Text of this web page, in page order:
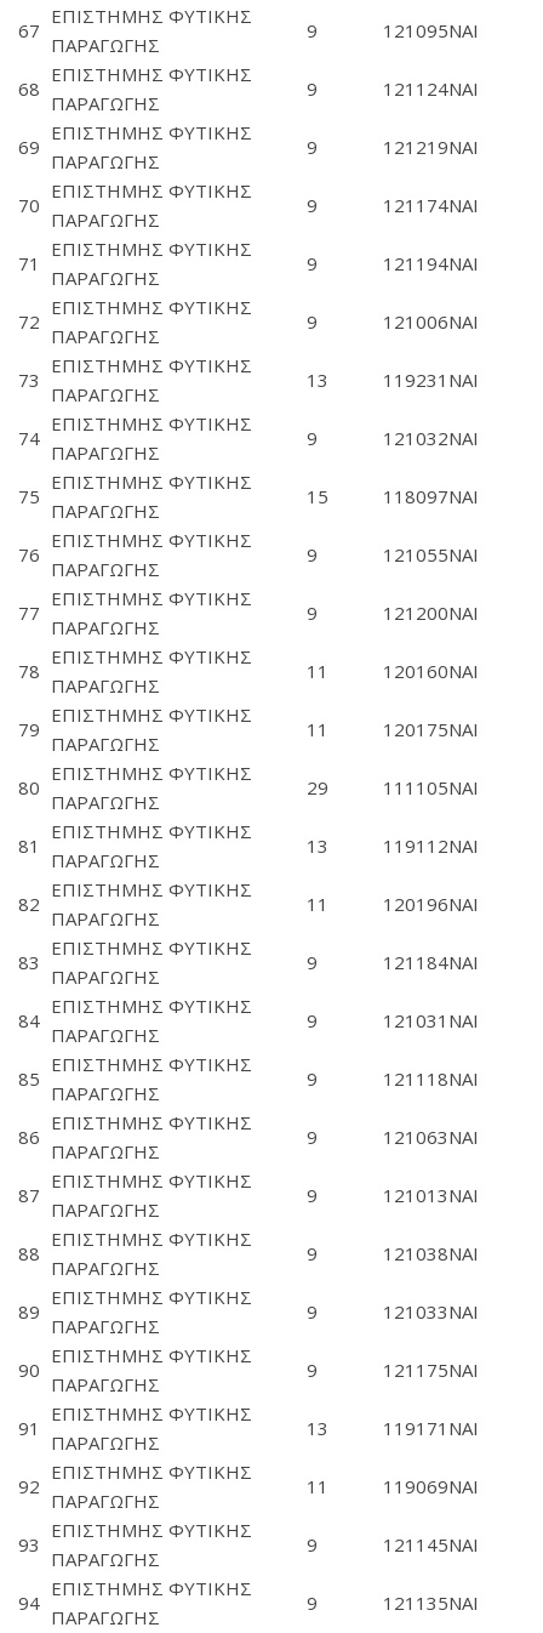
67
ΕΠΙΣΤΗΜΗΣ ΦΥΤΙΚΗΣ
ΠΑΡΑΓΩΓΗΣ
9 121095ΝΑΙ
68
ΕΠΙΣΤΗΜΗΣ ΦΥΤΙΚΗΣ
ΠΑΡΑΓΩΓΗΣ
9 121124ΝΑΙ
69
ΕΠΙΣΤΗΜΗΣ ΦΥΤΙΚΗΣ
ΠΑΡΑΓΩΓΗΣ
9 121219ΝΑΙ
70
ΕΠΙΣΤΗΜΗΣ ΦΥΤΙΚΗΣ
ΠΑΡΑΓΩΓΗΣ
9 121174ΝΑΙ
71
ΕΠΙΣΤΗΜΗΣ ΦΥΤΙΚΗΣ
ΠΑΡΑΓΩΓΗΣ
9 121194ΝΑΙ
72
ΕΠΙΣΤΗΜΗΣ ΦΥΤΙΚΗΣ
ΠΑΡΑΓΩΓΗΣ
9 121006ΝΑΙ
73
ΕΠΙΣΤΗΜΗΣ ΦΥΤΙΚΗΣ
ΠΑΡΑΓΩΓΗΣ
13 119231 ΝΑΙ
74
ΕΠΙΣΤΗΜΗΣ ΦΥΤΙΚΗΣ
ΠΑΡΑΓΩΓΗΣ
9 121032ΝΑΙ
75
ΕΠΙΣΤΗΜΗΣ ΦΥΤΙΚΗΣ
ΠΑΡΑΓΩΓΗΣ
15 118097ΝΑΙ
76
ΕΠΙΣΤΗΜΗΣ ΦΥΤΙΚΗΣ
ΠΑΡΑΓΩΓΗΣ
9 121055ΝΑΙ
77
ΕΠΙΣΤΗΜΗΣ ΦΥΤΙΚΗΣ
ΠΑΡΑΓΩΓΗΣ
9 121200ΝΑΙ
78
ΕΠΙΣΤΗΜΗΣ ΦΥΤΙΚΗΣ
ΠΑΡΑΓΩΓΗΣ
11 120160ΝΑΙ
79
ΕΠΙΣΤΗΜΗΣ ΦΥΤΙΚΗΣ
ΠΑΡΑΓΩΓΗΣ
11 120175ΝΑΙ
80
ΕΠΙΣΤΗΜΗΣ ΦΥΤΙΚΗΣ
ΠΑΡΑΓΩΓΗΣ
29 111105ΝΑΙ
81
ΕΠΙΣΤΗΜΗΣ ΦΥΤΙΚΗΣ
ΠΑΡΑΓΩΓΗΣ
13 119112ΝΑΙ
82
ΕΠΙΣΤΗΜΗΣ ΦΥΤΙΚΗΣ
ΠΑΡΑΓΩΓΗΣ
11 120196ΝΑΙ
83
ΕΠΙΣΤΗΜΗΣ ΦΥΤΙΚΗΣ
ΠΑΡΑΓΩΓΗΣ
9 121184ΝΑΙ
84
ΕΠΙΣΤΗΜΗΣ ΦΥΤΙΚΗΣ
ΠΑΡΑΓΩΓΗΣ
9 121031 ΝΑΙ
85
ΕΠΙΣΤΗΜΗΣ ΦΥΤΙΚΗΣ
ΠΑΡΑΓΩΓΗΣ
9 121118ΝΑΙ
86
ΕΠΙΣΤΗΜΗΣ ΦΥΤΙΚΗΣ
ΠΑΡΑΓΩΓΗΣ
9 121063ΝΑΙ
87
ΕΠΙΣΤΗΜΗΣ ΦΥΤΙΚΗΣ
ΠΑΡΑΓΩΓΗΣ
9 121013ΝΑΙ
88
ΕΠΙΣΤΗΜΗΣ ΦΥΤΙΚΗΣ
ΠΑΡΑΓΩΓΗΣ
9 121038ΝΑΙ
89
ΕΠΙΣΤΗΜΗΣ ΦΥΤΙΚΗΣ
ΠΑΡΑΓΩΓΗΣ
9 121033ΝΑΙ
90
ΕΠΙΣΤΗΜΗΣ ΦΥΤΙΚΗΣ
ΠΑΡΑΓΩΓΗΣ
9 121175ΝΑΙ
91
ΕΠΙΣΤΗΜΗΣ ΦΥΤΙΚΗΣ
ΠΑΡΑΓΩΓΗΣ
13 119171 ΝΑΙ
92
ΕΠΙΣΤΗΜΗΣ ΦΥΤΙΚΗΣ
ΠΑΡΑΓΩΓΗΣ
11 119069ΝΑΙ
93
ΕΠΙΣΤΗΜΗΣ ΦΥΤΙΚΗΣ
ΠΑΡΑΓΩΓΗΣ
9 121145ΝΑΙ
94
ΕΠΙΣΤΗΜΗΣ ΦΥΤΙΚΗΣ
ΠΑΡΑΓΩΓΗΣ
9 121135ΝΑΙ